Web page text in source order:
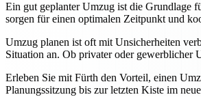
Ein gut geplanter Umzug ist die Grundlage
sorgen für einen optimalen Zeitpunkt und
Umzug planen ist oft mit Unsicherheiten
Situation an. Ob privater oder gewerblicher
Erleben Sie mit Fürth den Vorteil, einen
Planungssitzung bis zur letzten Kiste im